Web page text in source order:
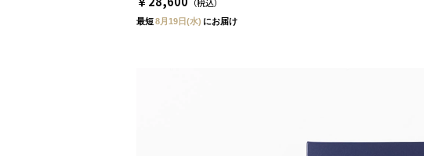
（税込）
最短8月19日(水) にお届け